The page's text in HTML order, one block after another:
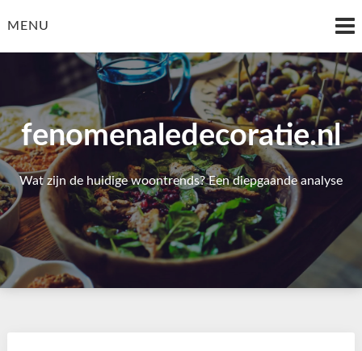
toMENU
fenomenaledecoratie.nl
Wat zijn de huidige woontrends? Een diepgaande analyse